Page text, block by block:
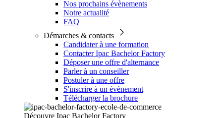
Nos prochains évènements
Notre actualité
FAQ
Démarches & contacts
Candidater à une formation
Contacter Ipac Bachelor Factory
Déposer une offre d'alternance
Parler à un conseiller
Postuler à une offre
S'inscrire à un évènement
Télécharger la brochure
Découvre Ipac Bachelor Factory